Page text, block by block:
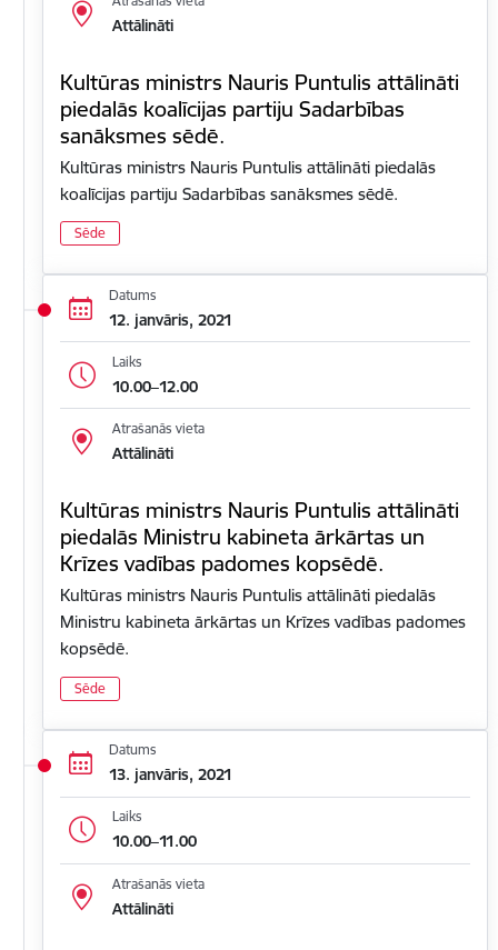
Attālināti
Kultūras ministrs Nauris Puntulis attālināti
piedalās koalīcijas partiju Sadarbības
sanāksmes sēdē.
Kultūras ministrs Nauris Puntulis attālināti piedalās
koalīcijas partiju Sadarbības sanāksmes sēdē.
Sēde
Datums
12. janvāris, 2021
Laiks
10.00–12.00
Atrašanās vieta
Attālināti
Kultūras ministrs Nauris Puntulis attālināti
piedalās Ministru kabineta ārkārtas un
Krīzes vadības padomes kopsēdē.
Kultūras ministrs Nauris Puntulis attālināti piedalās
Ministru kabineta ārkārtas un Krīzes vadības padomes
kopsēdē.
Sēde
Datums
13. janvāris, 2021
Laiks
10.00–11.00
Atrašanās vieta
Attālināti